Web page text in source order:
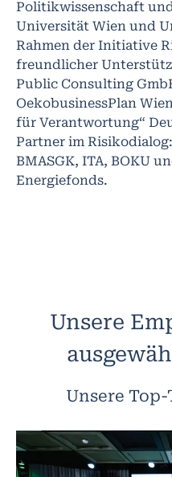
Politikwissenschaft
Universität Wien und
Rahmen der Initiative
freundlicher
Public Consulting
OekobusinessPlan
für Verantwortung“
Partner im Risikodialog:
BMASGK, ITA, BOKU
Energiefonds.
Unsere
Unsere